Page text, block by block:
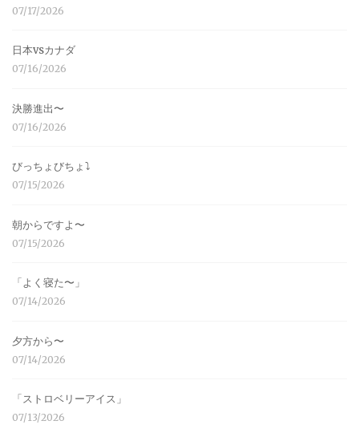
07/17/2026
日本vsカナダ
07/16/2026
決勝進出〜
07/16/2026
びっちょびちょ⤵︎
07/15/2026
朝からですよ〜
07/15/2026
「よく寝た〜」
07/14/2026
夕方から〜
07/14/2026
「ストロベリーアイス」
07/13/2026